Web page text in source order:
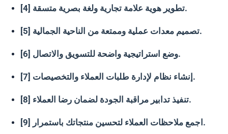
[4] تطوير هوية علامة تجارية ولغة بصرية متسقة.
[5] تصميم معدات عملية وممتعة من الناحية الجمالية.
[6] وضع استراتيجية واضحة للتسويق والاتصال.
[7] إنشاء نظام لإدارة طلبات العملاء والتخصيصات.
[8] تنفيذ تدابير مراقبة الجودة لضمان رضا العملاء.
[9] اجمع ملاحظات العملاء لتحسين منتجاتك باستمرار.